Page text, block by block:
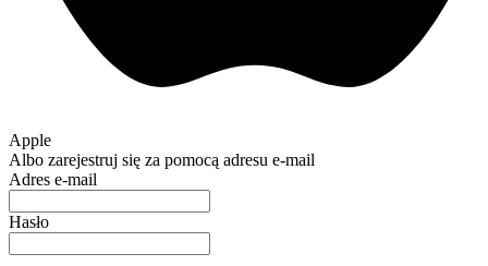
Apple
Albo zarejestruj się za pomocą adresu e-mail
Adres e-mail
Hasło